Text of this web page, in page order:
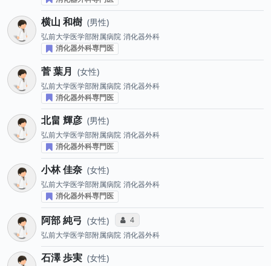
横山 和樹 男性
弘前大学医学部附属病院 消化器外科
消化器外科専門医
菅 葉月 女性
弘前大学医学部附属病院 消化器外科
消化器外科専門医
北畠 輝彦 男性
弘前大学医学部附属病院 消化器外科
消化器外科専門医
小林 佳奈 女性
弘前大学医学部附属病院 消化器外科
消化器外科専門医
阿部 純弓 女性 コミュニケーション・タイプ投票数
4
弘前大学医学部附属病院 消化器外科
石澤 歩実 女性